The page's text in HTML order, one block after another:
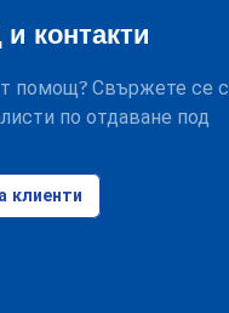
контакти
помощ? Свържете се с
по отдаване под
клиенти